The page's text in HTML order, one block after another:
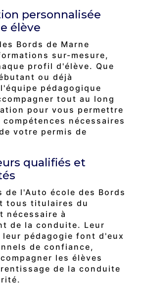
personnalisée
élève
Bords de Marne
sur-mesure,
profil d'élève. Que
ou déjà
pédagogique
tout au long
pour vous permettre
nécessaires
votre permis de
qualifiés et
de l'Auto école des Bords
tous titulaires du
nécessaire à
de la conduite. Leur
leur pédagogie font d'eux
de confiance,
les élèves
de la conduite